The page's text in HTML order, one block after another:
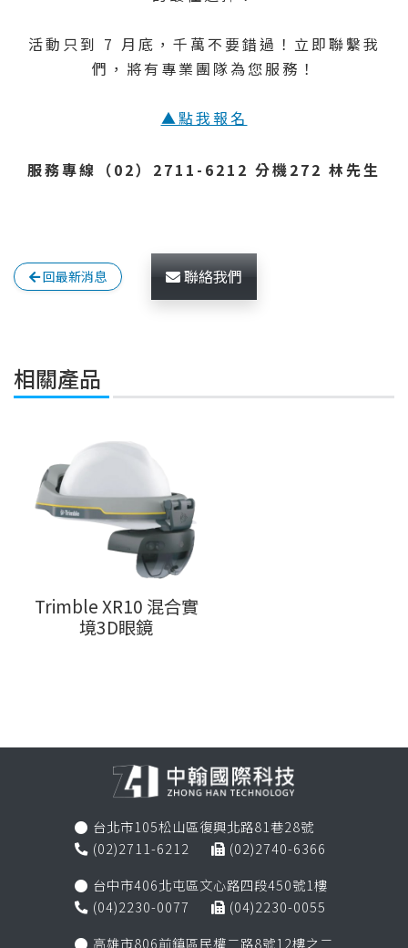
活動只到 7 月底，千萬不要錯過！立即聯繫我
們，將有專業團隊為您服務！
▲點我報名
服務專線（02）2711-6212 分機272 林先生
回最新消息 聯絡我們
相關產品
Trimble XR10 混合實
境3D眼鏡
 台北市105松山區復興北路81巷28號
 (02)2711-6212  (02)2740-6366
 台中市406北屯區文心路四段450號1樓
 (04)2230-0077  (04)2230-0055
 高雄市806前鎮區民權二路8號12樓之二